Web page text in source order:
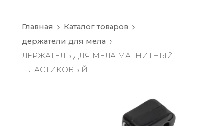
Главная
Каталог товаров
держатели для мела
ДЕРЖАТЕЛЬ ДЛЯ МЕЛА МАГНИТНЫЙ
ПЛАСТИКОВЫЙ